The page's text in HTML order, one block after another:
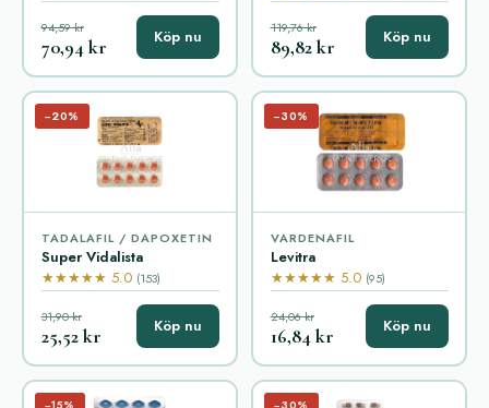
94,59 kr
70,94 kr Köp nu 119,76 kr
89,82 kr Köp nu
−20%
TADALAFIL / DAPOXETIN
Super Vidalista
★★★★★ 5.0 (153)
31,90 kr
25,52 kr Köp nu
−30%
VARDENAFIL
Levitra
★★★★★ 5.0 (95)
24,06 kr
16,84 kr Köp nu
−15% −30%